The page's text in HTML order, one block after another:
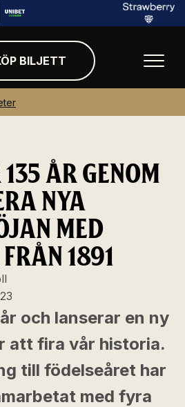
BILJETT
ÅR GENOM
NYA
MED
1891
och lanserar en ny
att fira vår historia.
till födelseåret har
med fyra